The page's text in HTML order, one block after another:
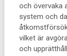
och övervaka
system och
vilket är
och